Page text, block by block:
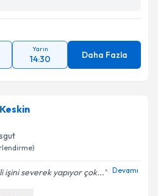
Yarın
14:30 Daha Fazla
işini severek yapıyor çok... Devamı